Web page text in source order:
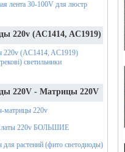
лента 30-100V для люстр
220v (AC1414, AC1919)
220v (AC1414, AC1919)
светильники
220V - Матрицы 220V
матрицы 220v
220v БОЛЬШИЕ
для растений (фито светодиоды)